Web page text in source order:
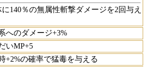
に140％の無属性斬撃ダメージを2回与え
へのダメージ+3%
いMP+5
+2%の確率で猛毒を与える